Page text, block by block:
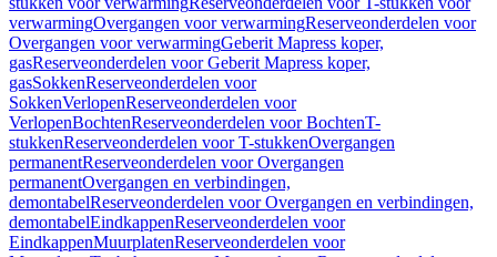
verwarmingOvergangen voor verwarmingReserveonderdelen voor
Overgangen voor verwarmingGeberit Mapress koper,
gasReserveonderdelen voor Geberit Mapress koper,
gasSokkenReserveonderdelen voor
SokkenVerlopenReserveonderdelen voor
VerlopenBochtenReserveonderdelen voor BochtenT-
stukkenReserveonderdelen voor T-stukkenOvergangen
permanentReserveonderdelen voor Overgangen
permanentOvergangen en verbindingen,
demontabelReserveonderdelen voor Overgangen en verbindingen,
demontabelEindkappenReserveonderdelen voor
EindkappenMuurplatenReserveonderdelen voor